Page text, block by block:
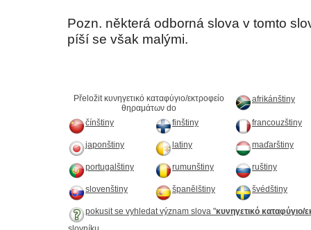
Pozn. některá odborná slova v tomto
píší se však malými.
Přeložit κυνηγετικό καταφύγιο/εκτροφείο
θηραμάτων do
afrikánštiny
čínštiny finštiny francouzštiny
japonštiny latiny maďarštiny
portugalštiny rumunštiny ruštiny
slovenštiny španělštiny švédštiny
pokusit se vyhledat význam slova "κυνηγετικό καταφύγιο/